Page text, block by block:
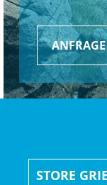
STORE